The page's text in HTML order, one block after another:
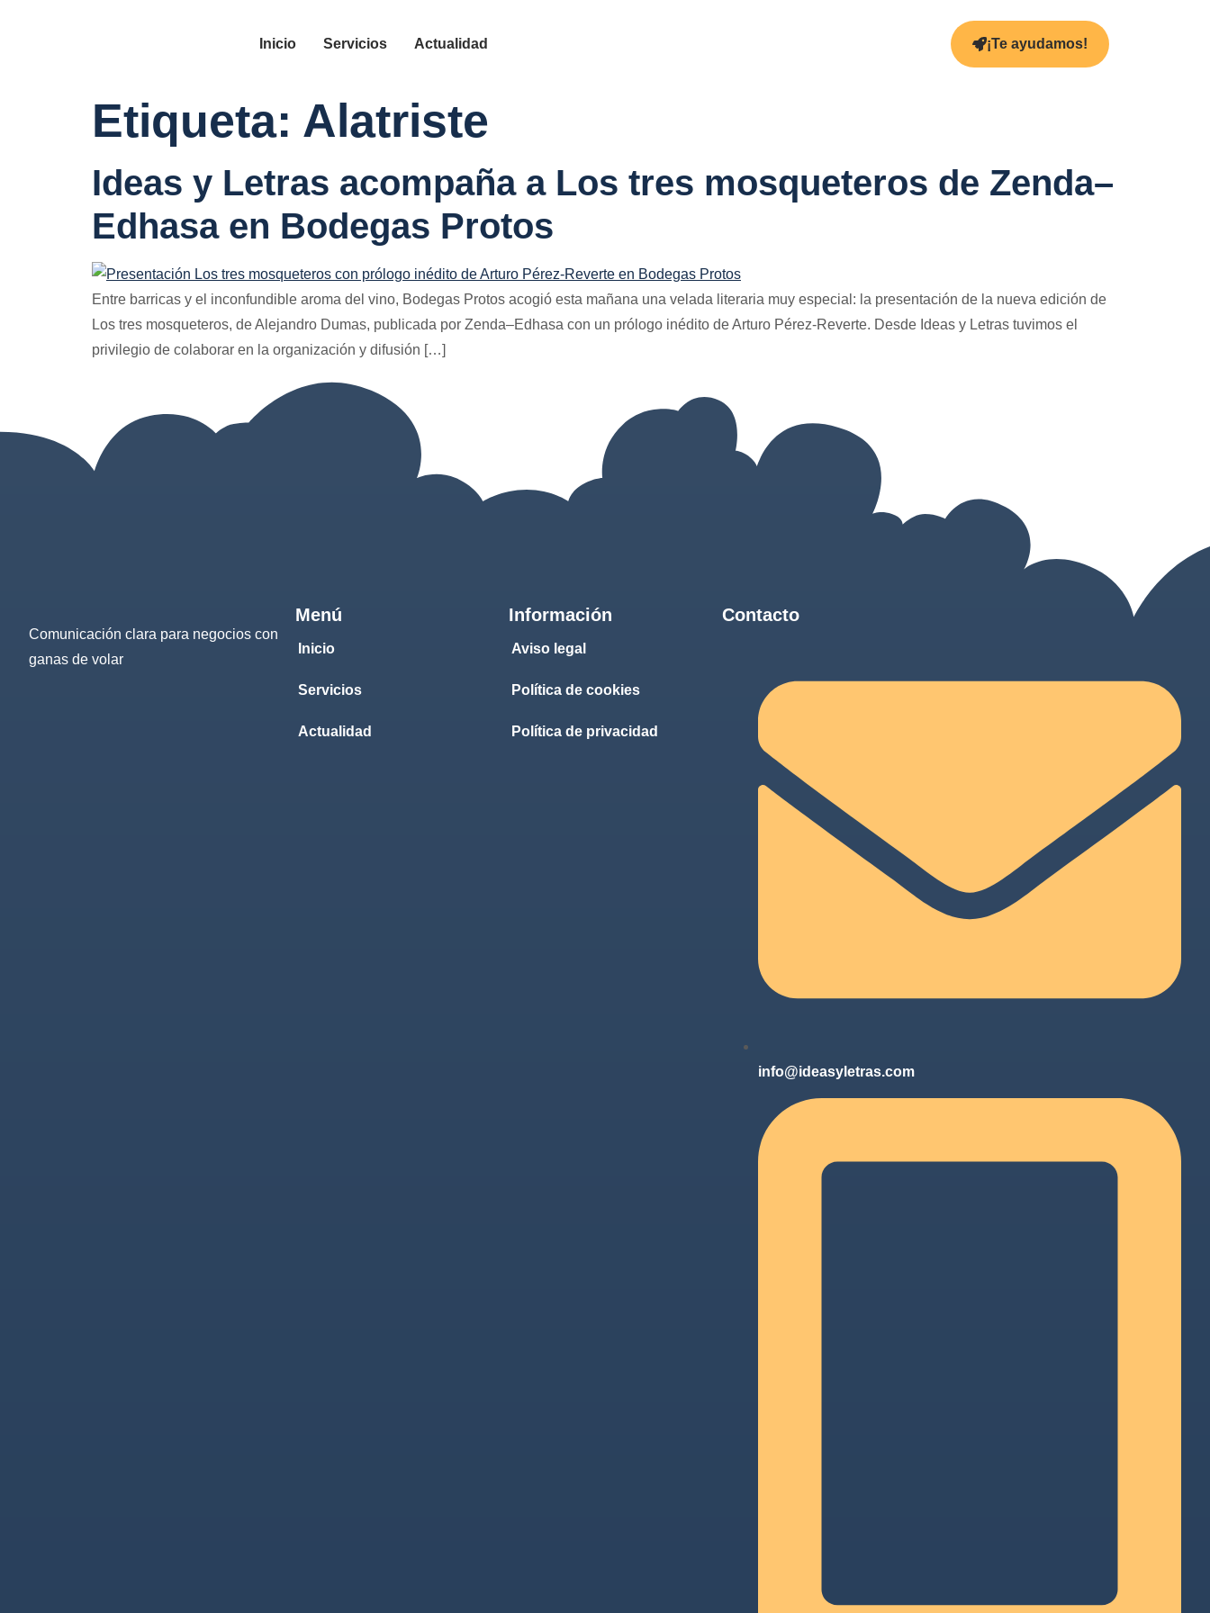
Inicio Servicios Actualidad ¡Te ayudamos!
Etiqueta: Alatriste
Ideas y Letras acompaña a Los tres mosqueteros de Zenda–
Edhasa en Bodegas Protos
Entre barricas y el inconfundible aroma del vino, Bodegas Protos acogió esta mañana una velada literaria muy especial: la presentación de la nueva edición de
Los tres mosqueteros, de Alejandro Dumas, publicada por Zenda–Edhasa con un prólogo inédito de Arturo Pérez-Reverte. Desde Ideas y Letras tuvimos el
privilegio de colaborar en la organización y difusión […]
Comunicación clara para negocios con
ganas de volar
Menú
Inicio
Servicios
Actualidad
Información
Aviso legal
Política de cookies
Política de privacidad
Contacto
info@ideasyletras.com